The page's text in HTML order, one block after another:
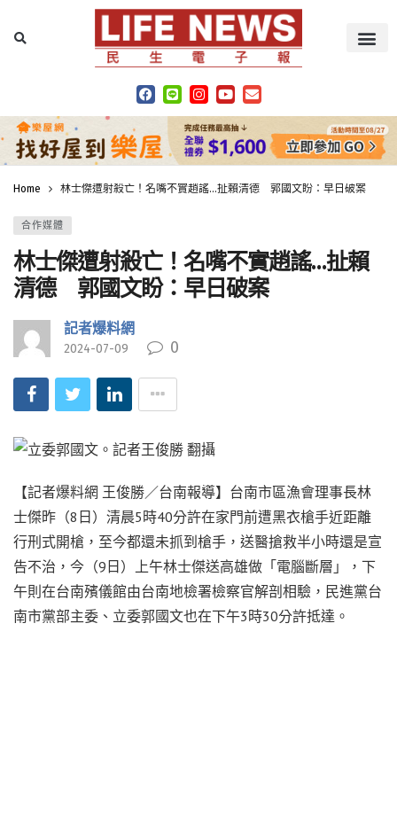
Home 林士傑遭射殺亡！名嘴不實趙謠…扯賴清德 郭國文盼：早日破案
合作媒體
林士傑遭射殺亡！名嘴不實趙謠…扯賴
清德 郭國文盼：早日破案
記者爆料網
2024-07-09 0
【記者爆料網 王俊勝／台南報導】台南市區漁會理事長林
士傑昨（8日）清晨5時40分許在家門前遭黑衣槍手近距離
行刑式開槍，至今都還未抓到槍手，送醫搶救半小時還是宣
告不治，今（9日）上午林士傑送高雄做「電腦斷層」，下
午則在台南殯儀館由台南地檢署檢察官解剖相驗，民進黨台
南市黨部主委、立委郭國文也在下午3時30分許抵達。